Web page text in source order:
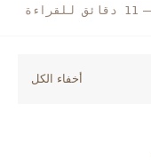
11 دقائق للقراءة